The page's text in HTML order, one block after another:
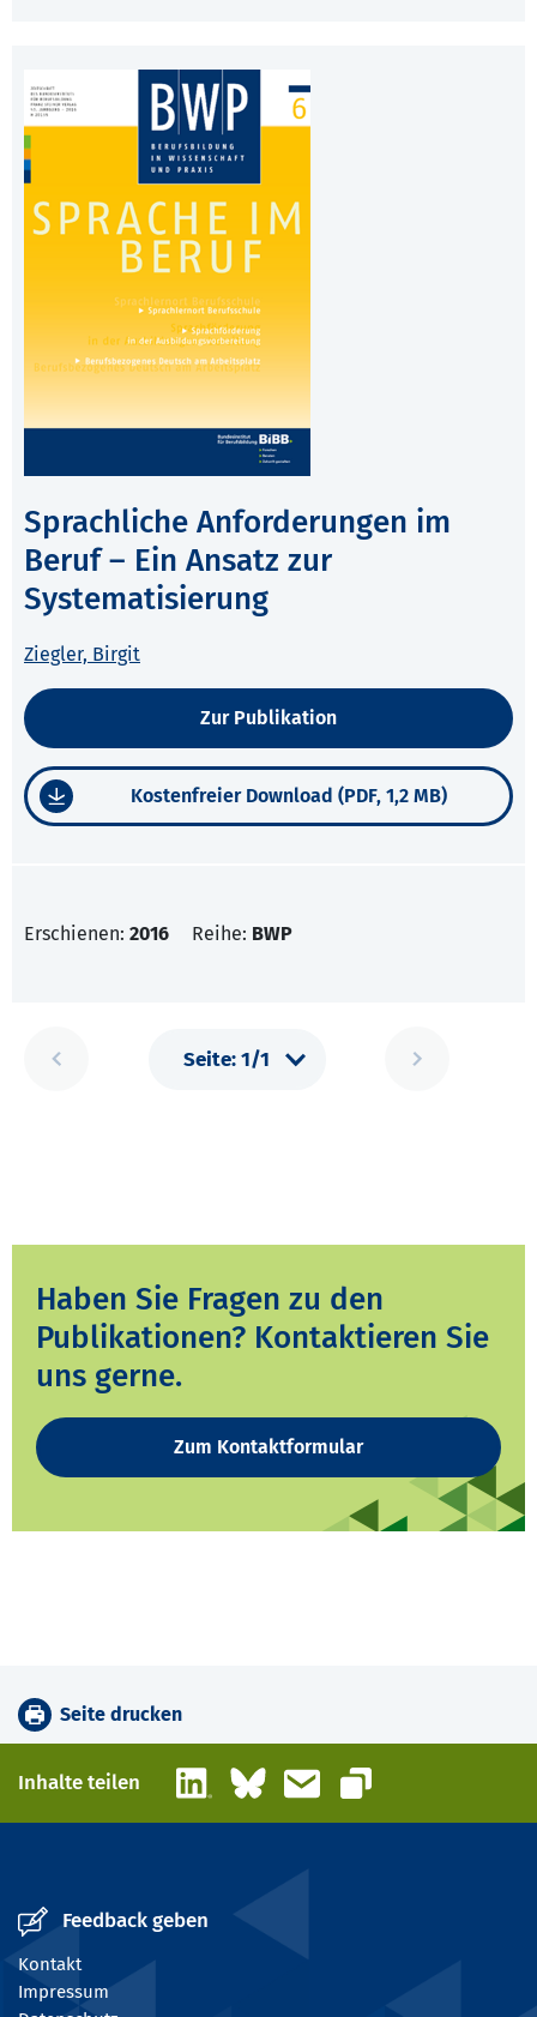
Sprachliche Anforderungen im
Beruf – Ein Ansatz zur
Systematisierung
Ziegler, Birgit
Zur Publikation
Kostenfreier Download (PDF, 1,2 MB)
Erschienen: 2016 Reihe: BWP
Haben Sie Fragen zu den
Publikationen? Kontaktieren Sie
uns gerne.
Zum Kontaktformular
Seite drucken
Inhalte teilen LinkedInBlueskyE-Mail
Link kopieren
Feedback geben
Kontakt
Impressum